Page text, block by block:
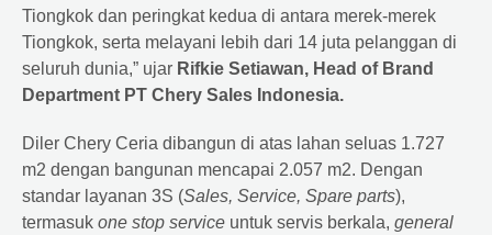
Tiongkok dan peringkat kedua di antara merek-merek
Tiongkok, serta melayani lebih dari 14 juta pelanggan di
seluruh dunia,” ujar Rifkie Setiawan, Head of Brand
Department PT Chery Sales Indonesia.
Diler Chery Ceria dibangun di atas lahan seluas 1.727
m2 dengan bangunan mencapai 2.057 m2. Dengan
standar layanan 3S (Sales, Service, Spare parts),
termasuk one stop service untuk servis berkala, general